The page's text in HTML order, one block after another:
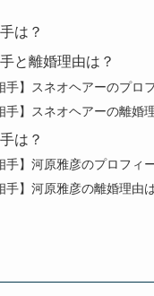
は？
と離婚理由は？
手】スネオヘアーのプロ
手】スネオヘアーの離婚
は？
手】河原雅彦のプロフィ
手】河原雅彦の離婚理由